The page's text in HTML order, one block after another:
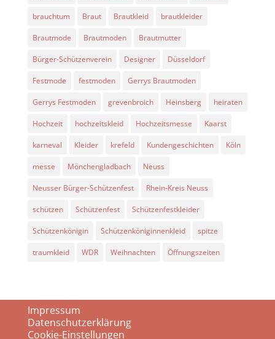
brauchtum Braut Brautkleid brautkleider
Brautmode Brautmoden Brautmutter
Bürger-Schützenverein Designer Düsseldorf
Festmode festmoden Gerrys Brautmoden
Gerrys Festmoden grevenbroich Heinsberg heiraten
Hochzeit hochzeitskleid Hochzeitsmesse Kaarst
karneval Kleider krefeld Kundengeschichten Köln
messe Mönchengladbach Neuss
Neusser Bürger-Schützenfest Rhein-Kreis Neuss
schützen Schützenfest Schützenfestkleider
Schützenkönigin Schützenköniginnenkleid spitze
traumkleid WDR Weihnachten Öffnungszeiten
Impressum
Datenschutzerklärung
Cookie-Einstellungen